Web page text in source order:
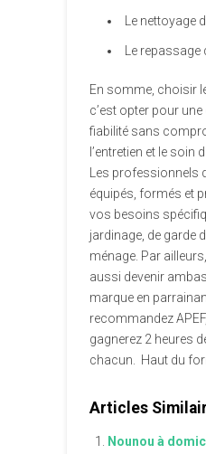
Le nettoyage
Le repassage
En somme, choisir
c’est opter pour une
fiabilité sans
l’entretien et le soin
Les professionnels
équipés, formés et
vos besoins
jardinage, de garde
ménage. Par
aussi devenir
marque en
recommandez
gagnerez 2 heures
chacun. Haut du
Articles
Nounou à